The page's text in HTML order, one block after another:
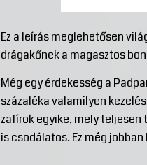
Ez a leírás meglehetősen
drágakőnek a magasztos
Még egy érdekesség a
százaléka valamilyen
zafírok egyike, mely teljesen
is csodálatos. Ez még